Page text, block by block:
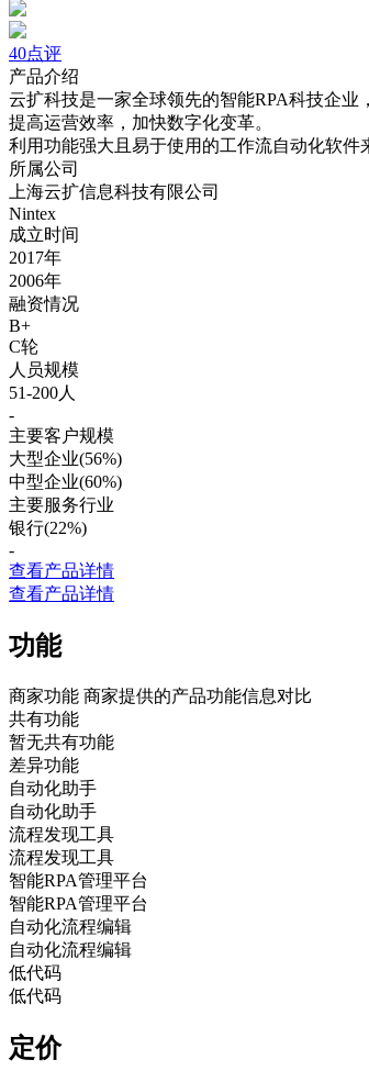
40点评
产品介绍
云扩科技是一家全球领先的智能RPA科技企
提高运营效率，加快数字化变革。
利用功能强大且易于使用的工作流自动化软件
所属公司
上海云扩信息科技有限公司
Nintex
成立时间
2017年
2006年
融资情况
B+
C轮
人员规模
51-200人
-
主要客户规模
大型企业(56%)
中型企业(60%)
主要服务行业
银行(22%)
-
查看产品详情
查看产品详情
功能
商家功能 商家提供的产品功能信息对比
共有功能
暂无共有功能
差异功能
自动化助手
自动化助手
流程发现工具
流程发现工具
智能RPA管理平台
智能RPA管理平台
自动化流程编辑
自动化流程编辑
低代码
低代码
定价